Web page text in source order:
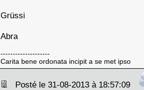
Grüssi
Abra
--------------------
Carita bene ordonata incipit a se met ipso
Posté le 31-08-2013 à 18:57:09